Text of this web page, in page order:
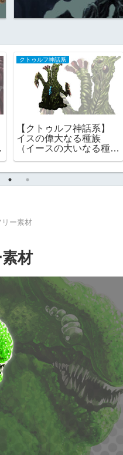
クトゥルフ神話系
【クトゥルフ神話系】
イスの偉大なる種族
（イースの大いなる種
ー素材
材